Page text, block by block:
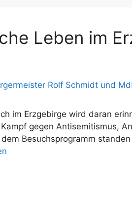
Leben im
im Erzgebirge wird daran
gegen Antisemitismus,
Besuchsprogramm